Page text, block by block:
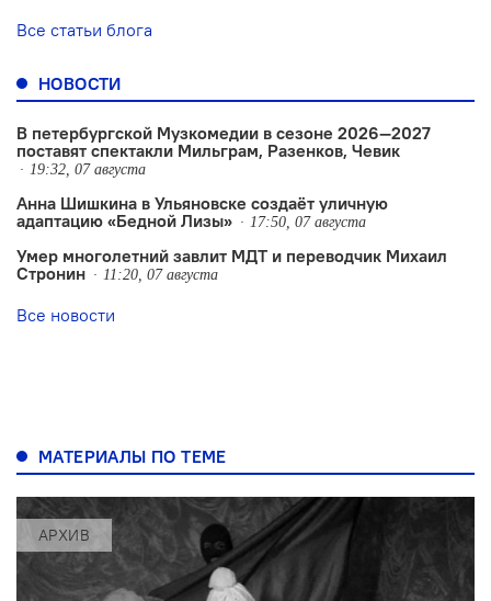
Все статьи блога
НОВОСТИ
В петербургской Музкомедии в сезоне 2026—2027
поставят спектакли Мильграм, Разенков, Чевик
19:32, 07 августа
Анна Шишкина в Ульяновске создаëт уличную
адаптацию «Бедной Лизы»
17:50, 07 августа
Умер многолетний завлит МДТ и переводчик Михаил
Стронин
11:20, 07 августа
Все новости
МАТЕРИАЛЫ ПО ТЕМЕ
АРХИВ